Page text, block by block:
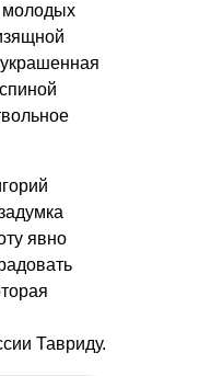
молодых
явно
Тавриду.